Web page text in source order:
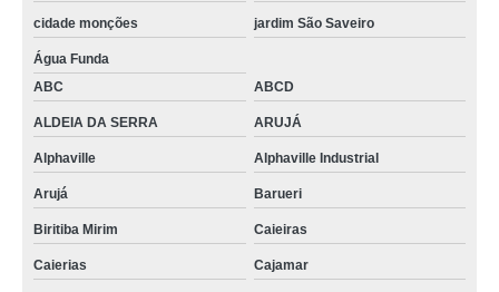
cidade monções jardim São Saveiro
Água Funda
ABC
ABCD
ALDEIA DA SERRA ARUJÁ
Alphaville Alphaville Industrial
Arujá Barueri
Biritiba Mirim Caieiras
Caierias Cajamar